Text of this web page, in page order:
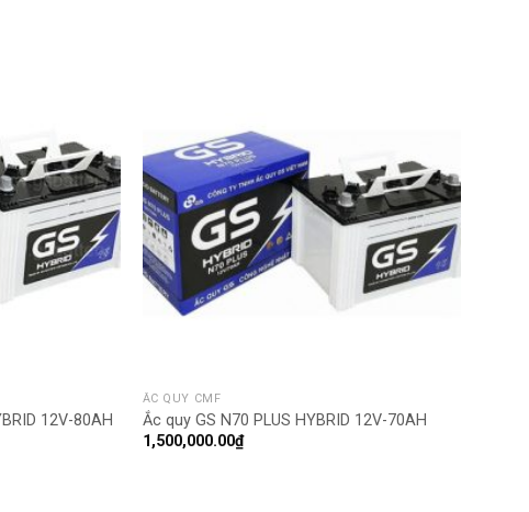
12V-80AH
ẮC QUY CMF
Ắc quy GS N70 PLUS HYBRID 12V-70AH
1,500,000.00₫